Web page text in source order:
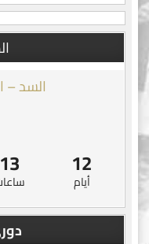
السد –
12
أيام
13